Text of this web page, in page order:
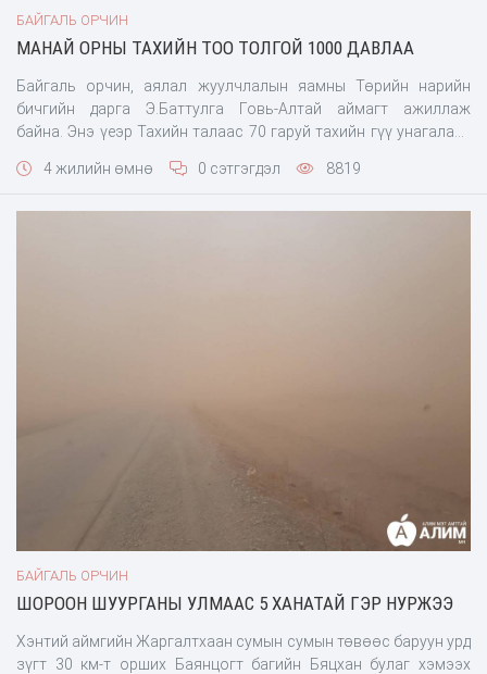
БАЙГАЛЬ ОРЧИН
МАНАЙ ОРНЫ ТАХИЙН ТОО ТОЛГОЙ 1000 ДАВЛАА
Байгаль орчин, аялал жуулчлалын яамны Төрийн нарийн
бичгийн дарга Э.Баттулга Говь-Алтай аймагт ажиллаж
байна. Энэ үеэр Тахийн талаас 70 гаруй тахийн гүү унагалаад
Монгол нутагт тахь сэргээн нутагшуулсны 30 жилийн ой
4 жилийн өмнө 0 сэтгэгдэл 8819
БАЙГАЛЬ ОРЧИН
ШОРООН ШУУРГАНЫ УЛМААС 5 ХАНАТАЙ ГЭР НУРЖЭЭ
Хэнтий аймгийн Жаргалтхаан сумын сумын төвөөс баруун урд
зүгт 30 км-т орших Баянцогт багийн Бяцхан булаг хэмээх